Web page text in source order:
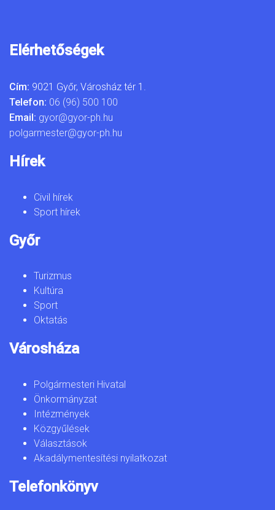
Elérhetőségek
Cím: 9021 Győr, Városház tér 1.
Telefon: 06 (96) 500 100
Email: gyor@gyor-ph.hu
polgarmester@gyor-ph.hu
Hírek
Civil hírek
Sport hírek
Győr
Turizmus
Kultúra
Sport
Oktatás
Városháza
Polgármesteri Hivatal
Önkormányzat
Intézmények
Közgyűlések
Választások
Akadálymentesítési nyilatkozat
Telefonkönyv